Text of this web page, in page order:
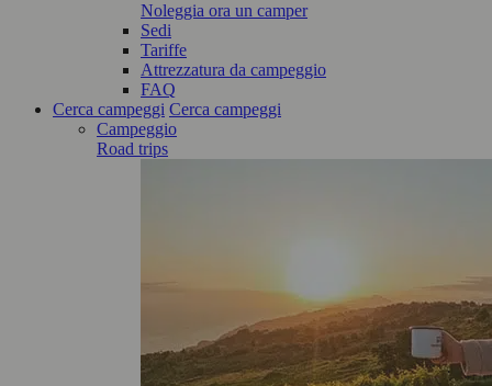
Noleggia ora un camper
Sedi
Tariffe
Attrezzatura da campeggio
FAQ
Cerca campeggi Cerca campeggi
Campeggio
Road trips